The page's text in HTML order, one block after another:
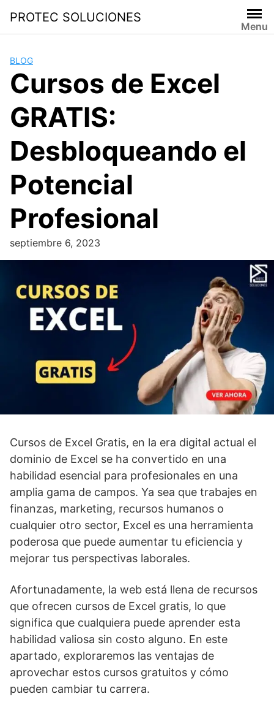
PROTEC SOLUCIONES
Menu
BLOG
Cursos de Excel
GRATIS:
Desbloqueando el
Potencial
Profesional
septiembre 6, 2023
Cursos de Excel Gratis, en la era digital actual el
dominio de Excel se ha convertido en una
habilidad esencial para profesionales en una
amplia gama de campos. Ya sea que trabajes en
finanzas, marketing, recursos humanos o
cualquier otro sector, Excel es una herramienta
poderosa que puede aumentar tu eficiencia y
mejorar tus perspectivas laborales.
Afortunadamente, la web está llena de recursos
que ofrecen cursos de Excel gratis, lo que
significa que cualquiera puede aprender esta
habilidad valiosa sin costo alguno. En este
apartado, exploraremos las ventajas de
aprovechar estos cursos gratuitos y cómo
pueden cambiar tu carrera.